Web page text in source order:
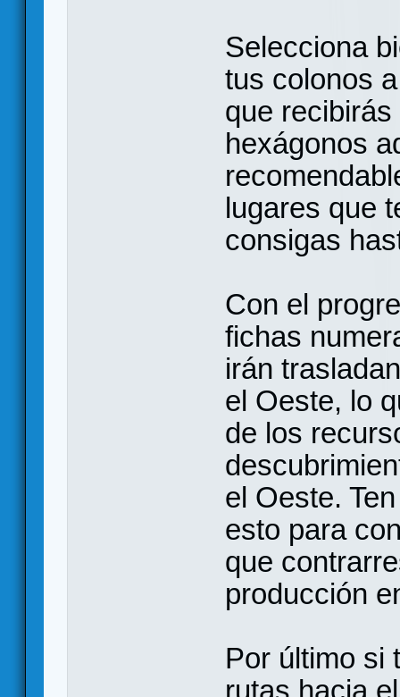
Selecciona
tus colonos
que
hexágonos
lugares que
consigas
Con el
fichas
irán
el Oeste, lo
de los
el Oeste.
esto para
que
producción
Por último si
rutas hacia